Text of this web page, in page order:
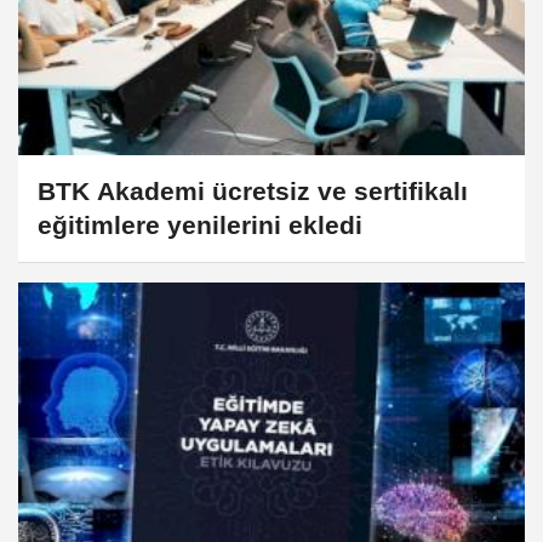
BTK Akademi ücretsiz ve sertifikalı
eğitimlere yenilerini ekledi